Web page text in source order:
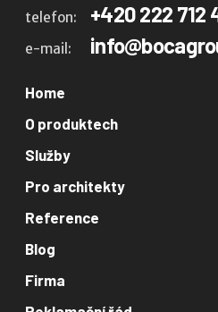
telefon: +420 222 712
e-mail:
Home
O produktech
Služby
Pro architekty
Reference
Blog
Firma